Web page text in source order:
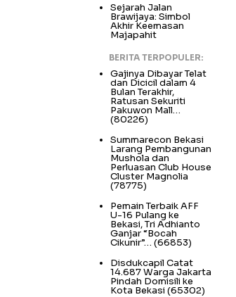
Sejarah Jalan
Brawijaya: Simbol
Akhir Keemasan
Majapahit
BERITA TERPOPULER:
Gajinya Dibayar Telat
dan Dicicil dalam 4
Bulan Terakhir,
Ratusan Sekuriti
Pakuwon Mall…
(80226)
Summarecon Bekasi
Larang Pembangunan
Mushola dan
Perluasan Club House
Cluster Magnolia
(78775)
Pemain Terbaik AFF
U-16 Pulang ke
Bekasi, Tri Adhianto
Ganjar “Bocah
Cikunir”… (66853)
Disdukcapil Catat
14.687 Warga Jakarta
Pindah Domisili ke
Kota Bekasi (65302)